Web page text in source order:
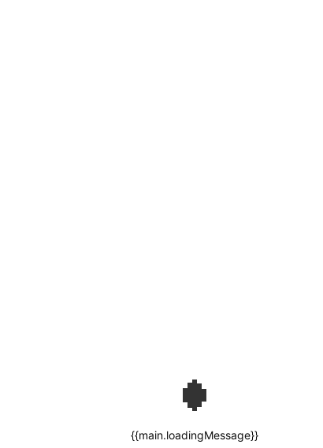
{{main.loadingMessage}}